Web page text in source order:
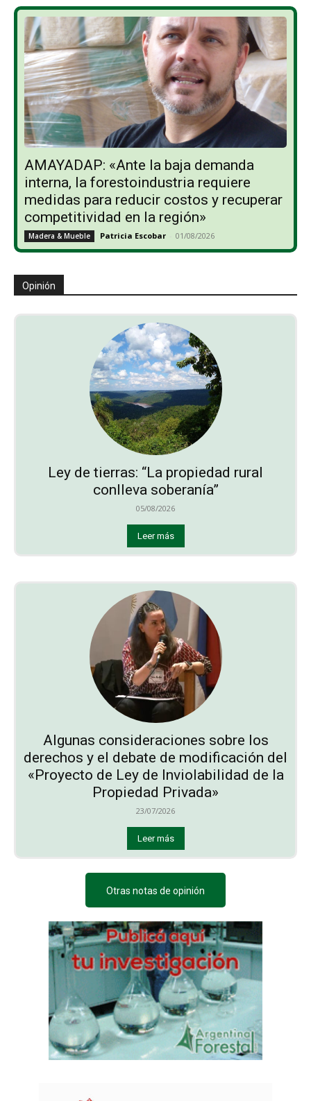
AMAYADAP: «Ante la baja demanda
interna, la forestoindustria requiere
medidas para reducir costos y recuperar
competitividad en la región»
Madera & Mueble Patricia Escobar - 01/08/2026
Opinión
Ley de tierras: “La propiedad rural
conlleva soberanía”
05/08/2026
Leer más
Algunas consideraciones sobre los
derechos y el debate de modificación del
«Proyecto de Ley de Inviolabilidad de la
Propiedad Privada»
23/07/2026
Leer más
Otras notas de opinión